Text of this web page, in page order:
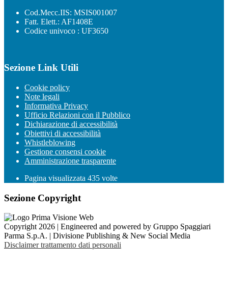
Cod.Mecc.IIS: MSIS001007
Fatt. Elett.: AF1408E
Codice univoco : UF3650
Sezione Link Utili
Cookie policy
Note legali
Informativa Privacy
Ufficio Relazioni con il Pubblico
Dichiarazione di accessibilità
Obiettivi di accessibilità
Whistleblowing
Gestione consensi cookie
Amministrazione trasparente
Pagina visualizzata 435 volte
Sezione Copyright
Copyright 2026 | Engineered and powered by Gruppo Spaggiari
Parma S.p.A. | Divisione Publishing & New Social Media
Disclaimer trattamento dati personali